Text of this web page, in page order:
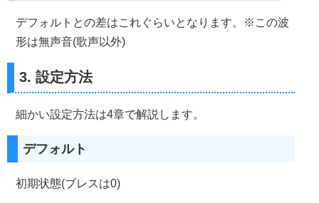
デフォルトとの差はこれぐらいとなります。※この波
形は無声音(歌声以外)
3. 設定方法
細かい設定方法は4章で解説します。
デフォルト
初期状態(ブレスは0)